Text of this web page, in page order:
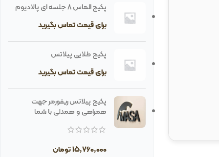
پکیج الماس 8 جلسه ای پالادیوم
برای قیمت تماس بگیرید
پکیج طلایی پیلاتس
برای قیمت تماس بگیرید
پکیج پیلاتس ریفورمر جهت
همراهی و همدلی با شما
15,760,000تومان